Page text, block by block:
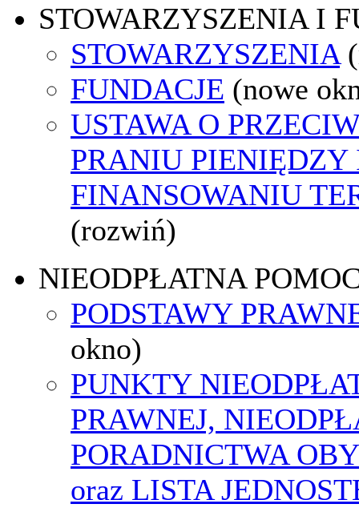
STOWARZYSZENIA I
STOWARZYSZENIA
FUNDACJE (nowe
USTAWA O
PRANIU PIENIĘDZY
FINANSOWANIU
(rozwiń)
NIEODPŁATNA
PODSTAWY
okno)
PUNKTY
PRAWNEJ,
PORADNICTWA
oraz LISTA